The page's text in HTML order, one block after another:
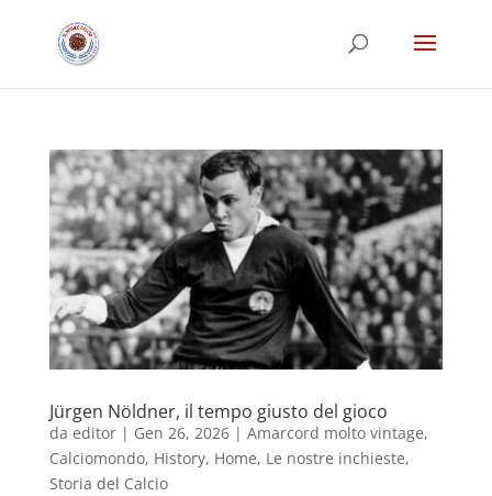
Jürgen Nöldner, il tempo giusto del gioco
da editor| Gen 26, 2026| Amarcord molto vintage,
Calciomondo, History, Home, Le nostre inchieste,
Storia del Calcio